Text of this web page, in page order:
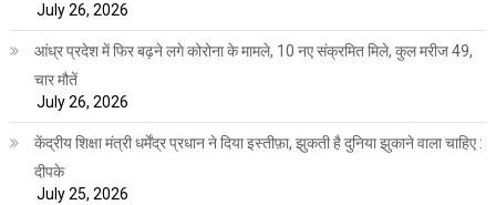
July 26, 2026
आंध्र प्रदेश में फिर बढ़ने लगे कोरोना के मामले, 10 नए संक्रमित मिले, कुल मरीज 49,
चार मौतें
July 26, 2026
केंद्रीय शिक्षा मंत्री धर्मेंद्र प्रधान ने दिया इस्तीफ़ा, झुकती है दुनिया झुकाने वाला चाहिए :
दीपके
July 25, 2026